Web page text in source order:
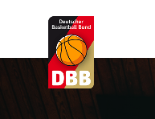
Suchvorschläge
Lorem Ipsum